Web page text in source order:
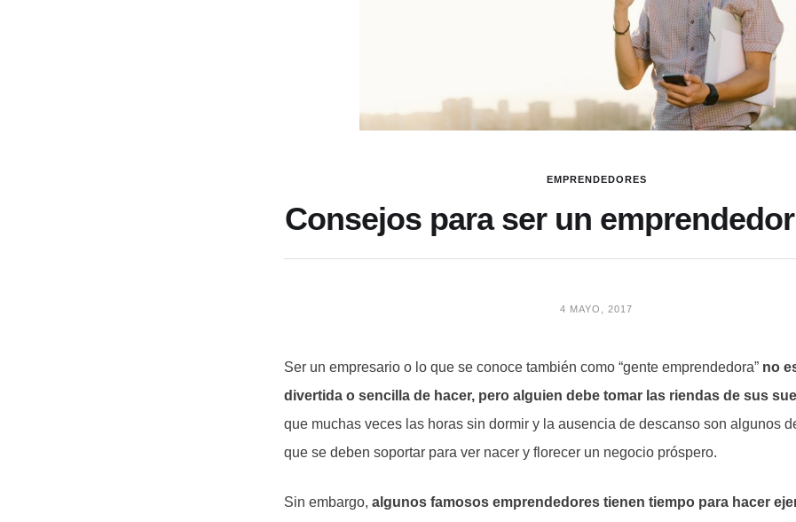
EMPRENDEDORES
Consejos para ser un
4 MAYO, 2017
Ser un empresario o lo que se conoce también como “gente emprendedora” no
divertida o sencilla de hacer, pero alguien debe tomar las riendas de sus
que muchas veces las horas sin dormir y la ausencia de descanso son algunos
que se deben soportar para ver nacer y florecer un negocio próspero.
Sin embargo, algunos famosos emprendedores tienen tiempo para hacer